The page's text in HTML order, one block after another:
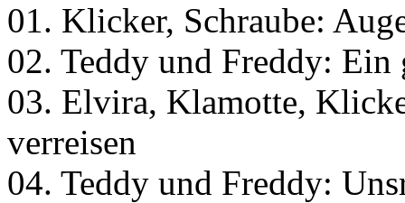
01. Klicker, Schraube:
02. Teddy und Freddy: Ein
03. Elvira, Klamotte,
verreisen
04. Teddy und Freddy: